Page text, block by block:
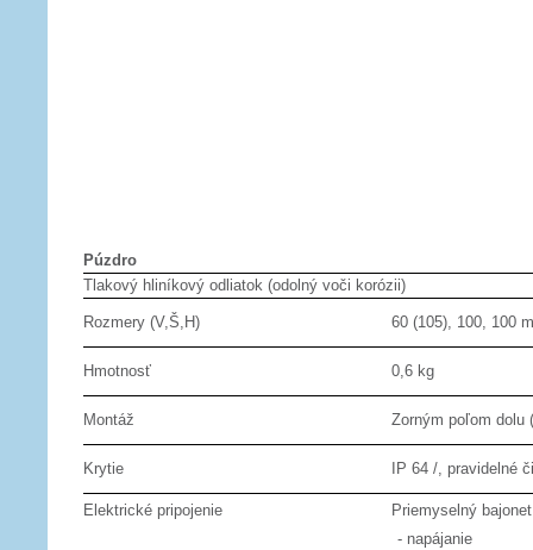
Púzdro
Tlakový hliníkový odliatok (odolný voči korózii)
Rozmery (V,Š,H) 60 (105), 100, 100
Hmotnosť 0,6 kg
Montáž Zorným poľom dolu
Krytie IP 64 /, pravidelné
Elektrické pripojenie
Priemyselný bajonet
- napájanie